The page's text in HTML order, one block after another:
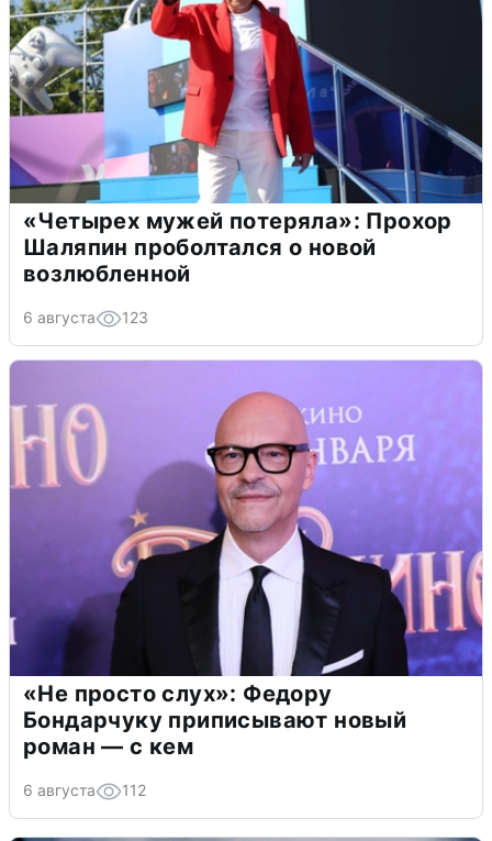
«Четырех мужей потеряла»: Прохор
Шаляпин проболтался о новой
возлюбленной
6 августа 123
«Не просто слух»: Федору
Бондарчуку приписывают новый
роман — с кем
6 августа 112